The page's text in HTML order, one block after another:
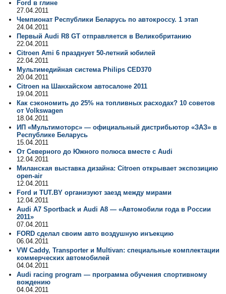
Ford в глине
27.04.2011
Чемпионат Республики Беларусь по автокроссу. 1 этап
24.04.2011
Первый Audi R8 GT отправляется в Великобританию
22.04.2011
Citroen Ami 6 празднует 50-летний юбилей
22.04.2011
Мультимедийная система Philips CED370
20.04.2011
Citroen на Шанхайском автосалоне 2011
19.04.2011
Как сэкономить до 25% на топливных расходах? 10 советов
от Volkswagen
18.04.2011
ИП «Мультимоторс» — официальный дистрибьютор «ЗАЗ» в
Республике Беларусь
15.04.2011
От Северного до Южного полюса вместе с Audi
12.04.2011
Миланская выставка дизайна: Citroen открывает экспозицию
open-air
12.04.2011
Ford и TUT.BY организуют заезд между мирами
12.04.2011
Audi A7 Sportback и Audi A8 — «Автомобили года в России
2011»
07.04.2011
FORD сделал своим авто воздушную инъекцию
06.04.2011
VW Caddy, Transporter и Multivan: специальные комплектации
коммерческих автомобилей
04.04.2011
Audi racing program — программа обучения спортивному
вождению
04.04.2011